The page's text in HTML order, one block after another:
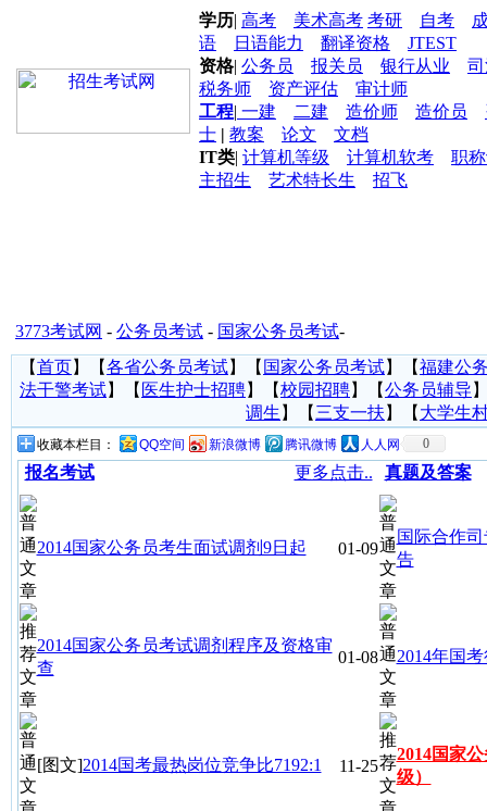
学历| 高考 美术高考 考研 自考
语
日语能力 翻译资格
JTEST
资格| 公务员 报关员 银行从业
税务师
资产评估
审计师
工程| 一建 二建 造价师 造价员
士 | 教案 论文
文档
IT类| 计算机等级 计算机软考
职
主招生
艺术特长生 招飞
3773考试网 - 公务员考试 - 国家公务员考试-
【首页】【各省公务员考试】【 国家公务员考试】【福建公
法干警考试】【 医生护士招聘】【校园招聘】【公务员辅导
调生 】【 三支一扶 】【 大学生
收藏本栏目： QQ空间 新浪微博 腾讯微博 人人网 0
报名考试 更多点击..
2014国家公务员考生面试调剂9日起 01-09
2014国家公务员考试调剂程序及资格审
查
01-08
[图文]2014国考最热岗位竞争比7192:1 11-25
真题及答案
国际合作
告
2014年国
2014国家
级）